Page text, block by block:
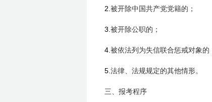
2. 被开除中国共产党党籍的；
3. 被开除公职的；
4. 被依法列为失信联合惩戒对象的
5. 法律、法规规定的其他情形。
三、报考程序